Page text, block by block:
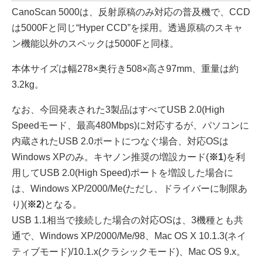
CanoScan 5000は、反射原稿のみ対応の普及機で、CCD
は5000Fと同じ“Hyper CCD”を採用。透過原稿のスキャ
ン機能以外のスペックは5000Fと同様。
本体サイズは幅278×奥行き508×高さ97mm、重量は約
3.2kg。
なお、今回発表された3製品はすべてUSB 2.0(High
Speedモード、最高480Mbps)に対応するが、パソコンに
内蔵されたUSB 2.0ポートにつなぐ場合、対応OSは
Windows XPのみ。キヤノン推奨の増設カード(※1)を利
用してUSB 2.0(High Speed)ポートを増設した場合に
は、Windows XP/2000/Me(ただし、ドライバーに制限あ
り)(※2)となる。
USB 1.1相当で接続した場合の対応OSは、3機種とも共
通で、Windows XP/2000/Me/98、Mac OS X 10.1.3(ネイ
ティブモード)/10.1.x(クラシックモード)、Mac OS 9.x。